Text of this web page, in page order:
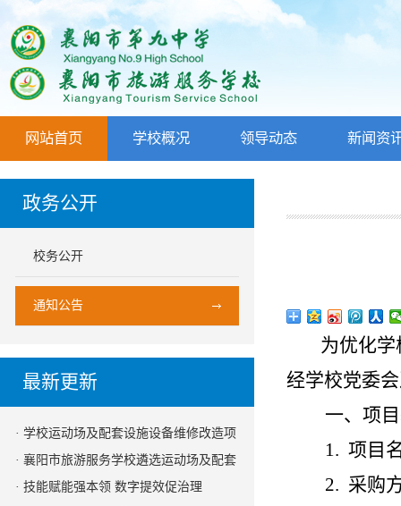
网站首页 学校概况 领导动态 新闻资
政务公开
校务公开
通知公告
最新更新
· 学校运动场及配套设施设备维修改造项
目监理服务中标公告
· 襄阳市旅游服务学校遴选运动场及配套
设施设备改造项目监理机构的公告
· 技能赋能强本领 数字提效促治理
为优化
经学校党委
一、项
1. 项目
2. 采购